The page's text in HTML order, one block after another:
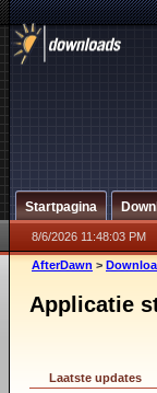
Startpagina
8/6/2026 11:48:03 PM
AfterDawn >
Applicatie
Laatste updates